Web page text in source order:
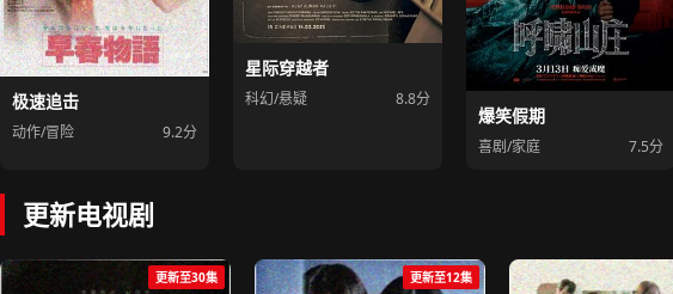
极速追击
动作/冒险 9.2分
星际穿越者
科幻/悬疑 8.8分
爆笑假期
喜剧/家庭 7.5分
更新电视剧
更新至30集 更新至12集